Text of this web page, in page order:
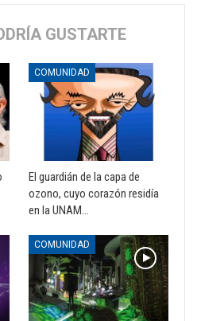
GUSTARTE
COMUNIDAD
El guardián de la capa de
ozono, cuyo corazón residía
en la UNAM…
COMUNIDAD